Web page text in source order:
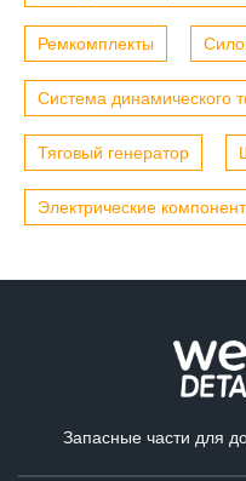
Ремкомплекты
Система динамического
Тяговый генератор
Электрические
Запасные части для